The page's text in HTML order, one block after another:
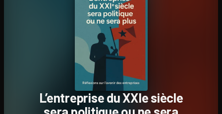
L’entreprise du XXIe siècle